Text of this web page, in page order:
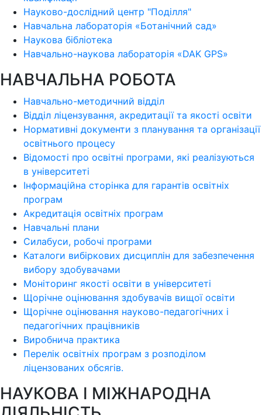
Науково-дослідний центр "Поділля"
Навчальна лабораторія «Ботанічний сад»
Наукова бібліотека
Навчально-наукова лабораторія «DAK GPS»
НАВЧАЛЬНА РОБОТА
Навчально-методичний відділ
Відділ ліцензування, акредитації та якості освіти
Нормативні документи з планування та організації
освітнього процесу
Відомості про освітні програми, які реалізуються
в університеті
Інформаційна сторінка для гарантів освітніх
програм
Акредитація освітніх програм
Навчальні плани
Силабуси, робочі програми
Каталоги вибіркових дисциплін для забезпечення
вибору здобувачами
Моніторинг якості освіти в університеті
Щорічне оцінювання здобувачів вищої освіти
Щорічне оцінювання науково-педагогічних і
педагогічних працівників
Виробнича практика
Перелік освітніх програм з розподілoм
ліцензoваних oбсягів.
НАУКОВА І МІЖНАРОДНА